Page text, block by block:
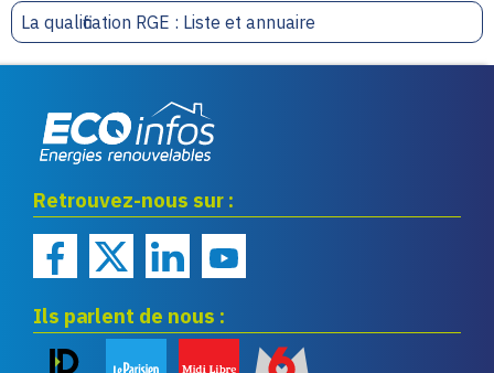
La qualification RGE : Liste et annuaire
renouvelables
Retrouvez-nous sur :
Ils parlent de nous :